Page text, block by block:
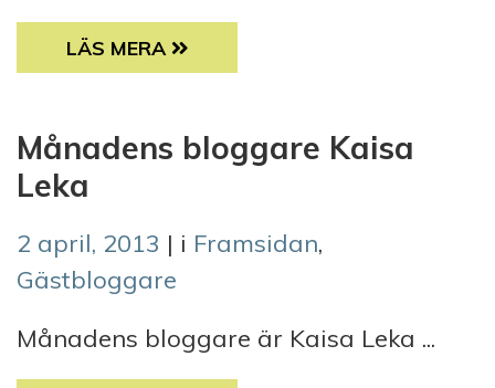
SEMINARIUM: MÖJLIGHETER ATT FÅ DIN
LÄS MERA
Månadens bloggare Kaisa
Leka
2 april, 2013 | i Framsidan,
Gästbloggare
Månadens bloggare är Kaisa Leka ...